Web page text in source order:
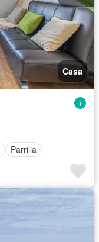
Casa
Parrilla